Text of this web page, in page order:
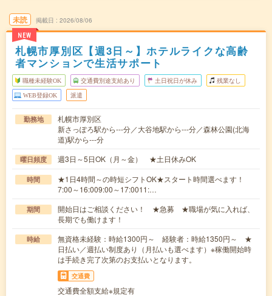
未読
NEW
掲載日 2026/08/06
札幌市厚別区【週3日～】ホテルライクな高齢
者マンションで生活サポート
職種未経験OK 交通費別途支給あり 土日祝日が休み 残業なし
WEB登録OK 派遣
勤務地
札幌市厚別区
新さっぽろ駅から---分／大谷地駅から---分／森林公園(北海
道)駅から---分
曜日頻度 週3日～5日OK（月～金） ★土日休みOK
時間
★1日4時間～の時短シフトOK★スタート時間選べます！
7:00～16:009:00～17:0011:…
期間
開始日はご相談ください！ ★急募 ★職場が気に入れば、
長期でも働けます！
時給
無資格未経験：時給1300円～ 経験者：時給1350円～ ★
日払い／週払い制度あり（月払いも選べます）※稼働開始時
は手続き完了次第のお支払いとなります。
交通費
交通費全額支給※規定有